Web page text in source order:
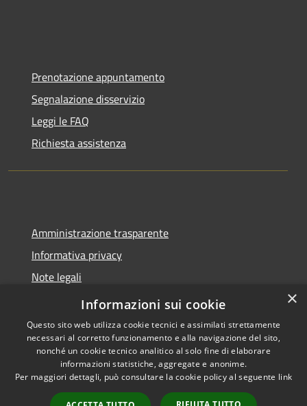
Prenotazione appuntamento
Segnalazione disservizio
Leggi le FAQ
Richiesta assistenza
Amministrazione trasparente
Informativa privacy
Note legali
Dichiarazione di accessibilità
Accessibilità
Copyright © 2026 • Comune di
Tavernola Bergamasca •
Powered byMunicipium
×
Informazioni sui cookie
Questo sito web utilizza cookie tecnici e assimilati strettamente
necessari al corretto funzionamento e alla navigazione del sito,
nonché un cookie tecnico analitico al solo fine di elaborare
informazioni statistiche, aggregate e anonime.
Per maggiori dettagli, può consultare la cookie policy al seguente link